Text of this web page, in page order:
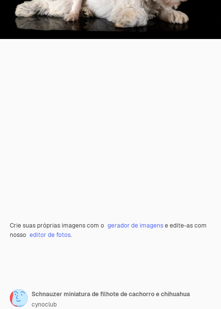
Crie suas próprias imagens com o gerador de imagense edite-as com
nosso editor de fotos.
Schnauzer miniatura de filhote de cachorro e chihuahua
cynoclub